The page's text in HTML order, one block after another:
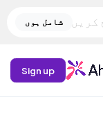
شامل ہوں
Sign up